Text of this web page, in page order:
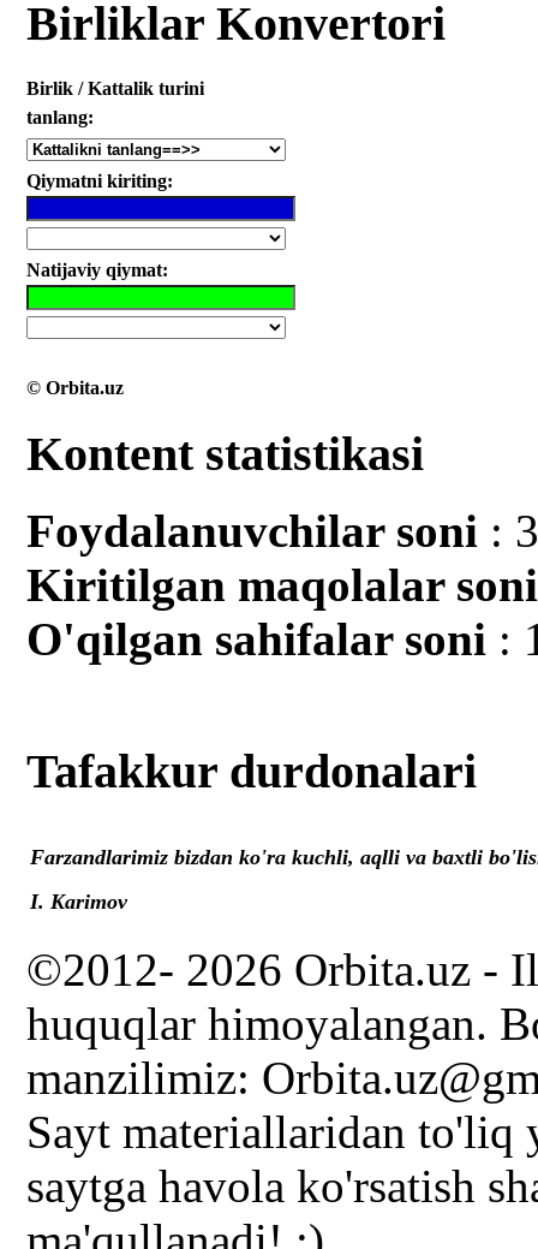
Birliklar Konvertori
Birlik / Kattalik turini
tanlang:
Qiymatni kiriting:
Natijaviy qiymat:
© Orbita.uz
Kontent statistikasi
Foydalanuvchilar soni :
Kiritilgan mаqolalar soni
O'qilgan sahifalar soni :
Tafakkur durdonalari
Farzandlarimiz bizdan ko'ra kuchli, aqlli va baxtli
I. Karimov
©2012- 2026 Orbita.uz -
huquqlar himoyalangan.
manzilimiz:
Sayt materiallaridan
saytga havola ko'rsatish